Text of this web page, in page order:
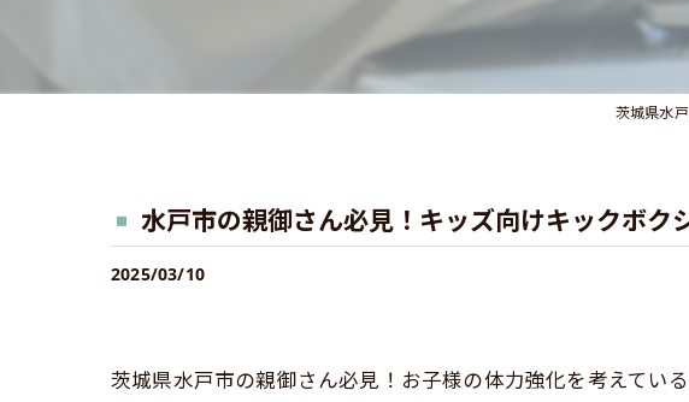
茨城県水
水戸市の親御さん必見！キッズ向けキックボク
2025/03/10
茨城県水戸市の親御さん必見！お子様の体力強化を考えてい